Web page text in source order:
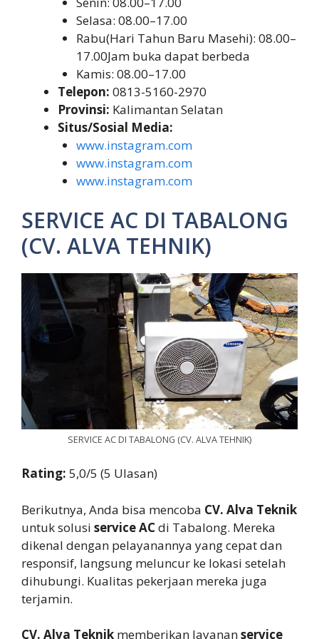
Selasa: 08.00–17.00
Rabu(Hari Tahun Baru Masehi): 08.00–
17.00Jam buka dapat berbeda
Kamis: 08.00–17.00
Telepon: 0813-5160-2970
Provinsi: Kalimantan Selatan
Situs/Sosial Media:
www.instagram.com
www.instagram.com
www.instagram.com
SERVICE AC DI TABALONG
(CV. ALVA TEHNIK)
SERVICE AC DI TABALONG (CV. ALVA TEHNIK)
Rating: 5,0/5 (5 Ulasan)
Berikutnya, Anda bisa mencoba CV. Alva Teknik
untuk solusi service ACdi Tabalong. Mereka
dikenal dengan pelayanannya yang cepat dan
responsif, langsung meluncur ke lokasi setelah
dihubungi. Kualitas pekerjaan mereka juga
terjamin.
CV. Alva Teknik memberikan layananservice